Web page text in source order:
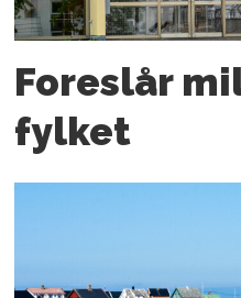
Foreslår
fylket